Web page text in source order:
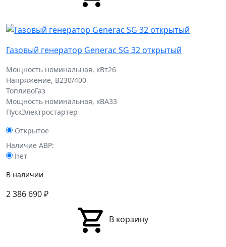
Газовый генератор Generac SG 32 открытый
Мощность номинальная, кВт26
Напряжение, В230/400
ТопливоГаз
Мощность номинальная, кВА33
ПускЭлектростартер
Открытое
Наличие АВР:
Нет
В наличии
2 386 690₽
В корзину